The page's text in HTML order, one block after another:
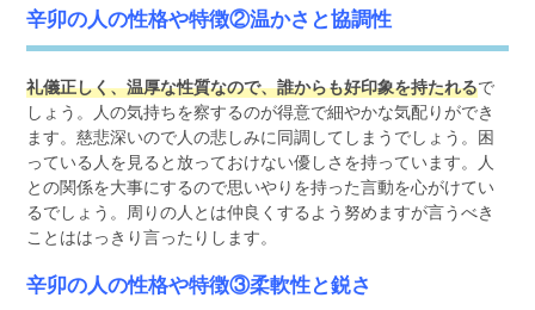
辛卯の人の性格や特徴②温かさと協調性
礼儀正しく、温厚な性質なので、誰からも好印象を持たれるで
しょう。人の気持ちを察するのが得意で細やかな気配りができ
ます。慈悲深いので人の悲しみに同調してしまうでしょう。困
っている人を見ると放っておけない優しさを持っています。人
との関係を大事にするので思いやりを持った言動を心がけてい
るでしょう。周りの人とは仲良くするよう努めますが言うべき
ことははっきり言ったりします。
辛卯の人の性格や特徴③柔軟性と鋭さ